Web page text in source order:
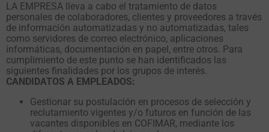
LA EMPRESA lleva a cabo el tratamiento de datos
personales de colaboradores, clientes y proveedores a través
de información automatizadas y no automatizadas, tales
como servidores de correo electrónico, aplicaciones
informáticas, documentación en papel, entre otros. Para
cumplimiento de este punto se han identificados las
siguientes finalidades por los grupos de interés.
CANDIDATOS A EMPLEADOS:
Gestionar su postulación en procesos de selección y
reclutamiento vigentes y/o futuros en función de las
vacantes disponibles en COFIMAR, mediante los